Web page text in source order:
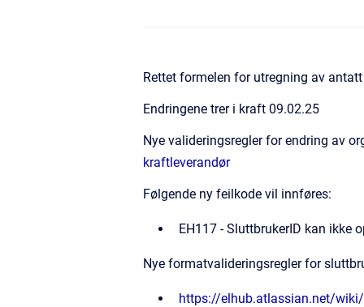
Rettet formelen for utregning av
Endringene trer i kraft 09.02.25
Nye valideringsregler for endring av
kraftleverandør
Følgende ny feilkode vil innføres:
EH117 - SluttbrukerID kan ikke
Nye formatvalideringsregler for
https://elhub.atlassian.net/wiki/